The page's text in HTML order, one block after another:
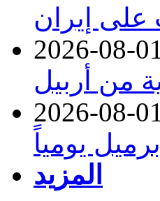
إيران
2026-08-01
من أربيل
2026-08-01
المزيد